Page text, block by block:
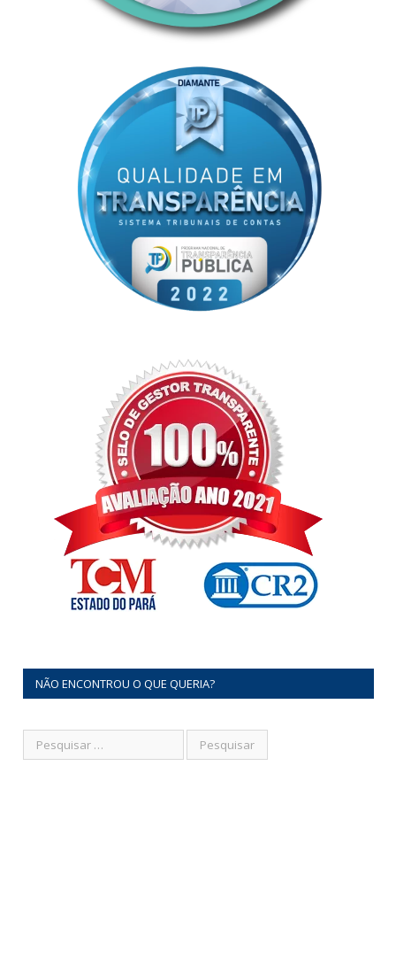
NÃO ENCONTROU O QUE QUERIA?